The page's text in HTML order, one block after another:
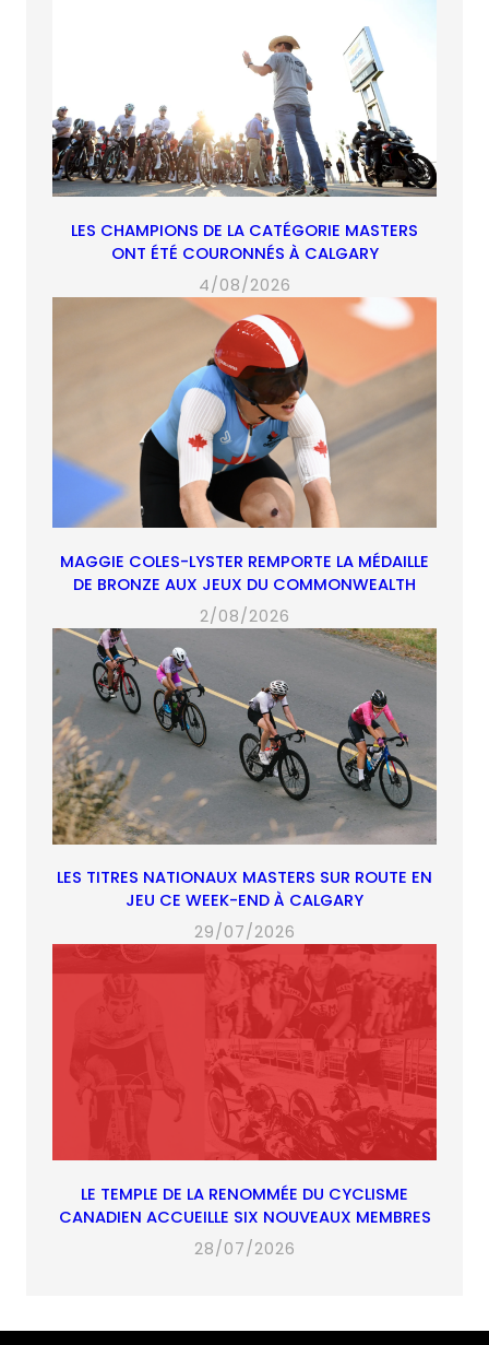
LES CHAMPIONS DE LA CATÉGORIE MASTERS
ONT ÉTÉ COURONNÉS À CALGARY
4/08/2026
MAGGIE COLES-LYSTER REMPORTE LA MÉDAILLE
DE BRONZE AUX JEUX DU COMMONWEALTH
2/08/2026
LES TITRES NATIONAUX MASTERS SUR ROUTE EN
JEU CE WEEK-END À CALGARY
29/07/2026
LE TEMPLE DE LA RENOMMÉE DU CYCLISME
CANADIEN ACCUEILLE SIX NOUVEAUX MEMBRES
28/07/2026